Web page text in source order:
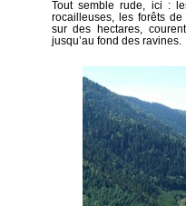
Tout semble rude, ici :
rocailleuses, les forêts
sur des hectares,
jusqu’au fond des ravines.